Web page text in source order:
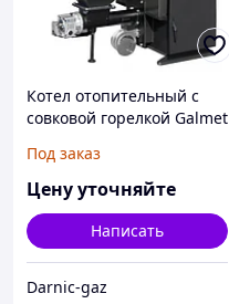
Котел отопительный с
совковой горелкой Galmet
22, 28 kW
Под заказ
Цену уточняйте
Написать
Darnic-gaz